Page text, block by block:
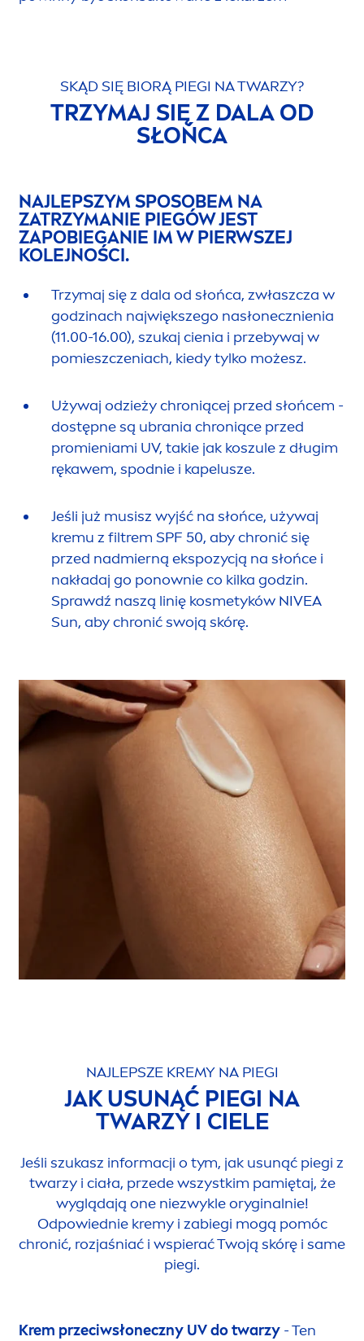
SKĄD SIĘ BIORĄ PIEGI NA TWARZY?
TRZYMAJ SIĘ Z DALA OD
SŁOŃCA
NAJLEPSZYM SPOSOBEM NA
ZATRZYMANIE PIEGÓW JEST
ZAPOBIEGANIE IM W PIERWSZEJ
KOLEJNOŚCI.
Trzymaj się z dala od słońca, zwłaszcza w
godzinach największego nasłonecznienia
(11.00-16.00), szukaj cienia i przebywaj w
pomieszczeniach, kiedy tylko możesz.
Używaj odzieży chroniącej przed słońcem -
dostępne są ubrania chroniące przed
promieniami UV, takie jak koszule z długim
rękawem, spodnie i kapelusze.
Jeśli już musisz wyjść na słońce, używaj
kremu z filtrem SPF 50, aby chronić się
przed nadmierną ekspozycją na słońce i
nakładaj go ponownie co kilka godzin.
Sprawdź naszą linię kosmetyków NIVEA
Sun, aby chronić swoją skórę.
NAJLEPSZE KREMY NA PIEGI
JAK USUNĄĆ PIEGI NA
TWARZY I CIELE
Jeśli szukasz informacji o tym, jak usunąć piegi z
twarzy i ciała, przede wszystkim pamiętaj, że
wyglądają one niezwykle oryginalnie!
Odpowiednie kremy i zabiegi mogą pomóc
chronić, rozjaśniać i wspierać Twoją skórę i same
piegi.
Krem przeciwsłoneczny UV do twarzy - Ten